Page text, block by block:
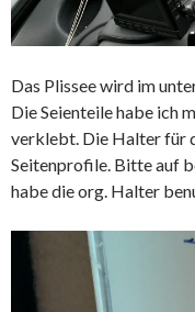
Das Plissee wird im
Die Seienteile habe ich
verklebt. Die Halter für
Seitenprofile. Bitte auf
habe die org. Halter